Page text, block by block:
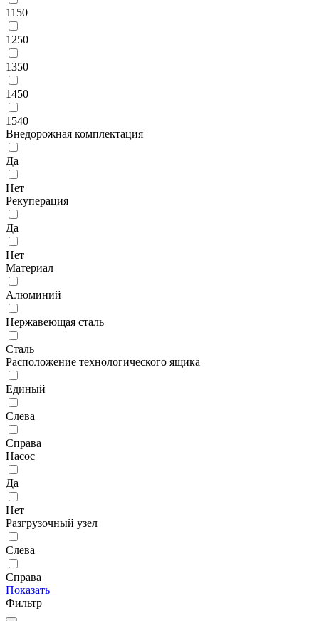
1150
1250
1350
1450
1540
Внедорожная комплектация
Да
Нет
Рекуперация
Да
Нет
Материал
Алюминий
Нержавеющая сталь
Сталь
Расположение технологического ящика
Единый
Слева
Справа
Насос
Да
Нет
Разгрузочный узел
Слева
Справа
Показать
Фильтр